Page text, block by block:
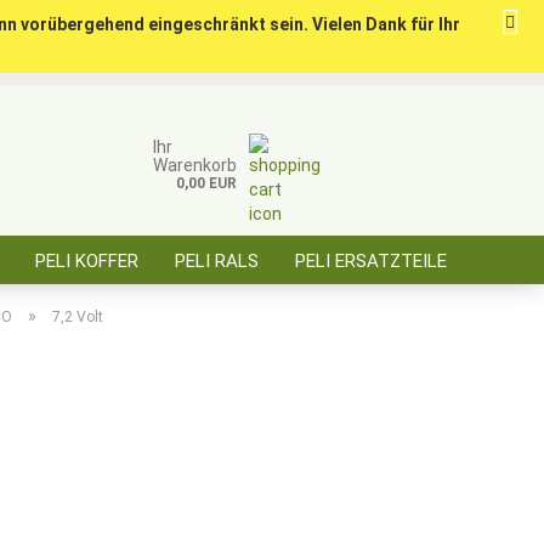
Passwort
Ihr
Warenkorb
0,00 EUR
vorübergehend eingeschränkt sein. Vielen Dank für Ihr
PELI KOFFER PELI RALS PELI ERSATZTEILE
» 7,2 Volt